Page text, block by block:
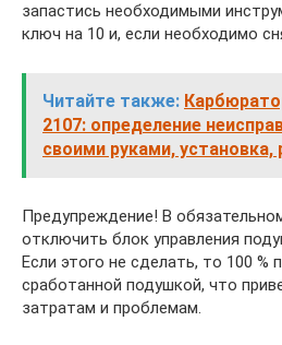
запастись необходимыми
ключ на 10 и, если необходимо
Читайте также:
2107: определение
своими руками, установка,
Предупреждение! В
отключить блок управления
Если этого не сделать, то 100 %
сработанной подушкой, что
затратам и проблемам.